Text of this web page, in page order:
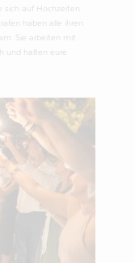
auf Hochzeiten
haben alle ihren
Sie arbeiten mit
und halten eure